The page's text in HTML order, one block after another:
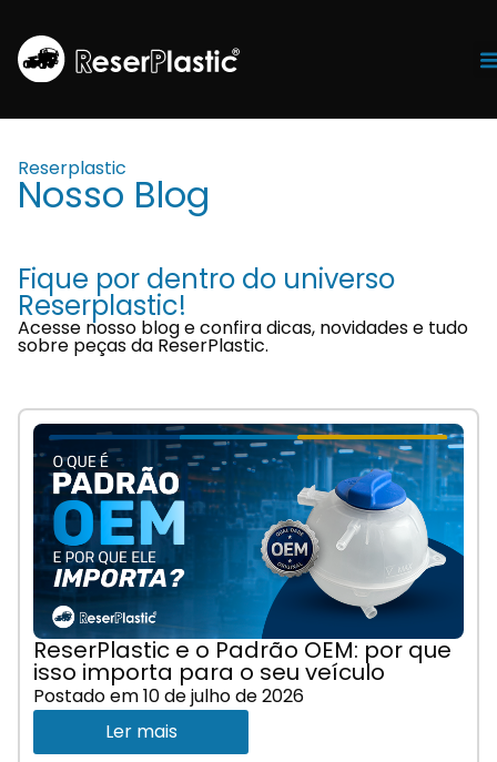
Reserplastic
Nosso Blog
Fique por dentro do universo
Reserplastic!
Acesse nosso blog e confira dicas, novidades e tudo
sobre peças da ReserPlastic.
ReserPlastic e o Padrão OEM: por que
isso importa para o seu veículo
Postado em10 de julho de 2026
Ler mais